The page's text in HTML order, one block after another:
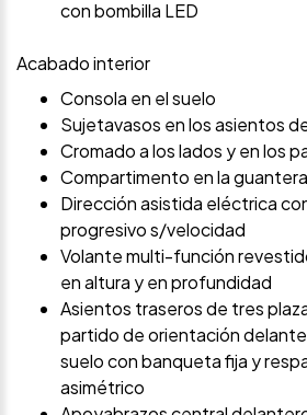
con bombilla LED
Acabado interior
Consola en el suelo
Sujetavasos en los asientos
Cromado a los lados y en los
Compartimento en la guantera
Dirección asistida eléctrica
progresivo s/velocidad
Volante multi-función
en altura y en profundidad
Asientos traseros de tres
partido de orientación
suelo con banqueta fija y
asimétrico